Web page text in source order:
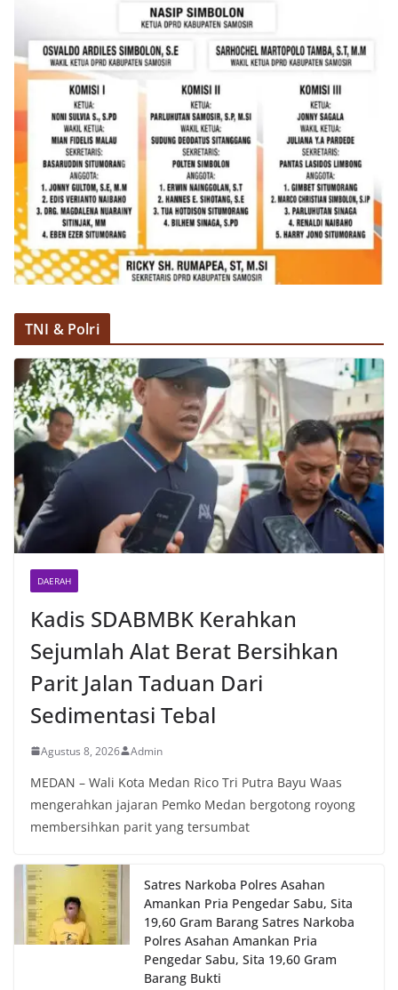
TNI & Polri
DAERAH
Kadis SDABMBK Kerahkan
Sejumlah Alat Berat Bersihkan
Parit Jalan Taduan Dari
Sedimentasi Tebal
Agustus 8, 2026 Admin
MEDAN – Wali Kota Medan Rico Tri Putra Bayu Waas
mengerahkan jajaran Pemko Medan bergotong royong
membersihkan parit yang tersumbat
Satres Narkoba Polres Asahan
Amankan Pria Pengedar Sabu, Sita
19,60 Gram Barang Satres Narkoba
Polres Asahan Amankan Pria
Pengedar Sabu, Sita 19,60 Gram
Barang Bukti